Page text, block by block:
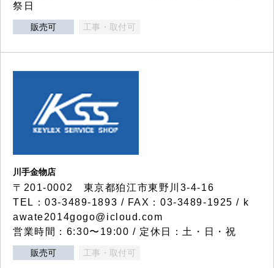
祭日
販売可 工事・取付可
川手金物店
〒201-0002 東京都狛江市東野川3-4-16
TEL：03-3489-1893 / FAX：03-3489-1925 / k
awate2014gogo@icloud.com
営業時間：6:30〜19:00 / 定休日：土・日・祝
販売可 工事・取付可